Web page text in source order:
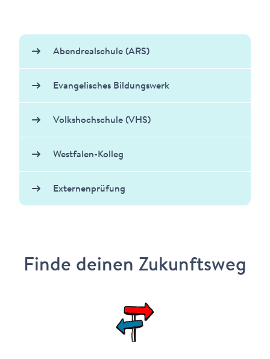
Abendrealschule (ARS)
Evangelisches Bildungswerk
Volkshochschule (VHS)
Westfalen-Kolleg
Externenprüfung
Finde deinen Zukunftsweg